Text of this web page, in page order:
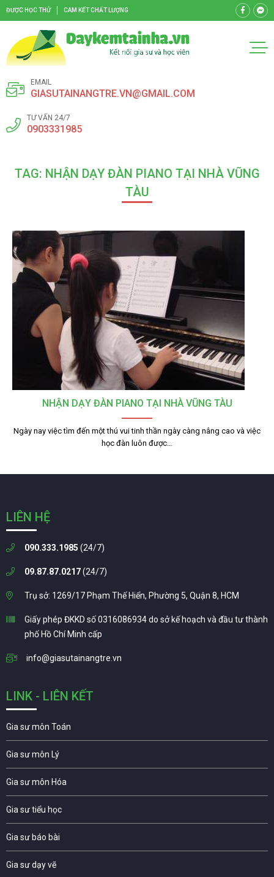
ĐƯỢC HỌC THỬ CAM KẾT CHẤT LƯỢNG
EMAIL
GIASUTAINANGTRE.VN@GMAIL.COM
TƯ VẤN 24/7
0903331985
TAG: NHẬN DẠY ĐÀN PIANO TẠI NHÀ VŨNG
TÀU
NHẬN DẠY ĐÀN PIANO TẠI NHÀ VŨNG TÀU
Ngày nay việc tìm đến một thú vui tinh thần ngày càng nâng cao và việc
học đàn luôn được…
LIÊN HỆ
090.333.1985 (24/7)
09.87.87.0217(24/7)
Trụ sở: 1269/17 Phạm Thế Hiển, Phường 5, Quận 8, HCM
Giấy phép ĐKKD số 0316086934 do sở kế hoạch và đầu tư thành
phố Hồ Chí Minh cấp
info@giasutainangtre.vn
LINK - LIÊN KẾT
Gia sư môn Toán
Gia sư môn Lý
Gia sư môn Hóa
Gia sư tiểu học
Gia sư báo bài
Gia sư dạy vẽ